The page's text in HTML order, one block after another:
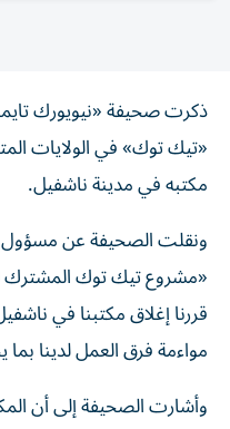
ذكرت صحيفة «نيويورك
مكتبه في مدينة ناشفيل.
ونقلت الصحيفة عن مسؤول
«مشروع تيك توك المشترك
قررنا إغلاق مكتبنا في
مواءمة فرق العمل لدينا
وأشارت الصحيفة إلى أن